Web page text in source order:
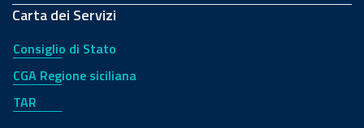
Carta dei Servizi
Consiglio di Stato
CGA Regione siciliana
TAR